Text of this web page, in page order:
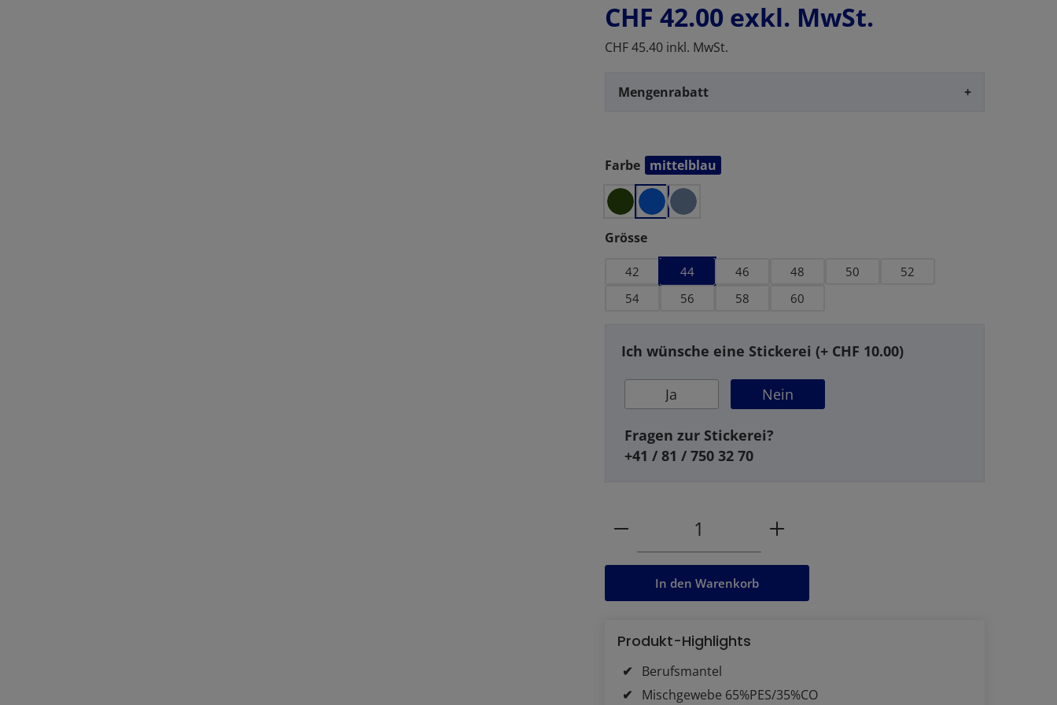
CHF 42.00 exkl. MwSt.
CHF 45.40 inkl. MwSt.
Mengenrabatt +
Farbe
auswählenmittelblau
Grösseauswählen
42 44 46 48 50
52
54
56 58 60
Ich wünsche eine Stickerei (+ CHF 10.00)
Ja Nein
Fragen zur Stickerei?
+41 / 81 / 750 32 70
Produkt Anzahl: Gib den gewünschten Wert ein
In den Warenkorb
Produkt-Highlights
Berufsmantel
Mischgewebe 65%PES/35%CO